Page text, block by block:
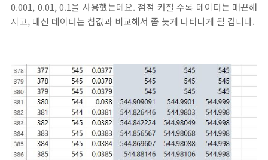
0.001, 0.01, 0.1을 사용했는데요. 점점 커질 수록 데이터는 매끈해
지고, 대신 데이터는 참값과 비교해서 좀 늦게 나타나게 될 겁니다.